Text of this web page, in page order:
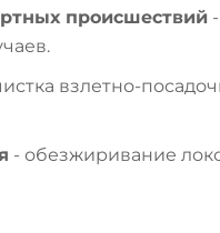
происшествий
взлетно-
- обезжиривание